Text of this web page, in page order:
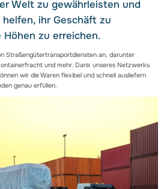
Welt zu gewährleisten und
ihr Geschäft zu
zu erreichen.
Straßengütertransportdiensten an, darunter
und mehr. Dank unseres Netzwerks
wir die Waren flexibel und schnell ausliefern
genau erfüllen.